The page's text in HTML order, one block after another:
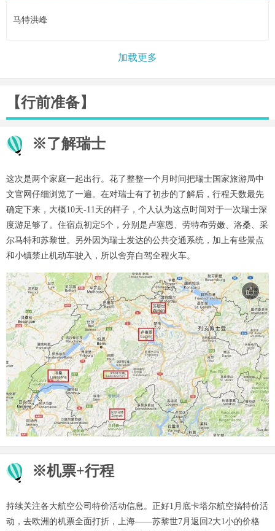
马特洪峰
加载更多
【行前准备】
※了解瑞士
这次是两个家庭一起出行。花了整整一个月时间把瑞士国家旅游局中
文官网仔细浏览了一遍。在对瑞士有了初步的了解后，行程天数最先
确定下来，大概10天-11天的样子，个人认为这点时间对于一次瑞士深
度游足够了。住宿点初定5个，分别是卢塞恩、劳特布劳嫩、洛桑、采
尔马特和苏黎世。另外因为瑞士发达的公共交通系统，加上有些景点
和小镇禁止机动车驶入，所以舍弃自驾全程火车。
※机票+行程
持续关注各大航空公司特价活动信息。正好1月底卡塔尔航空搞特价活
动，去欧洲的机票全面打折，上海——苏黎世7月返回2大1小的价格